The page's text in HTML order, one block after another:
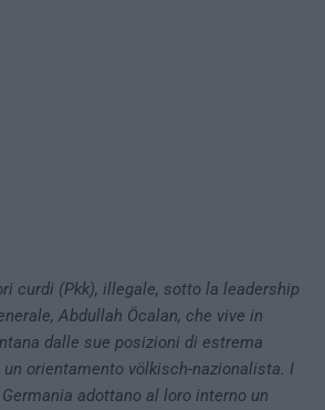
curdi (Pkk), illegale, sotto la leadership
Abdullah Öcalan, che vive in
dalle sue posizioni di estrema
orientamento völkisch-nazionalista. I
adottano al loro interno un